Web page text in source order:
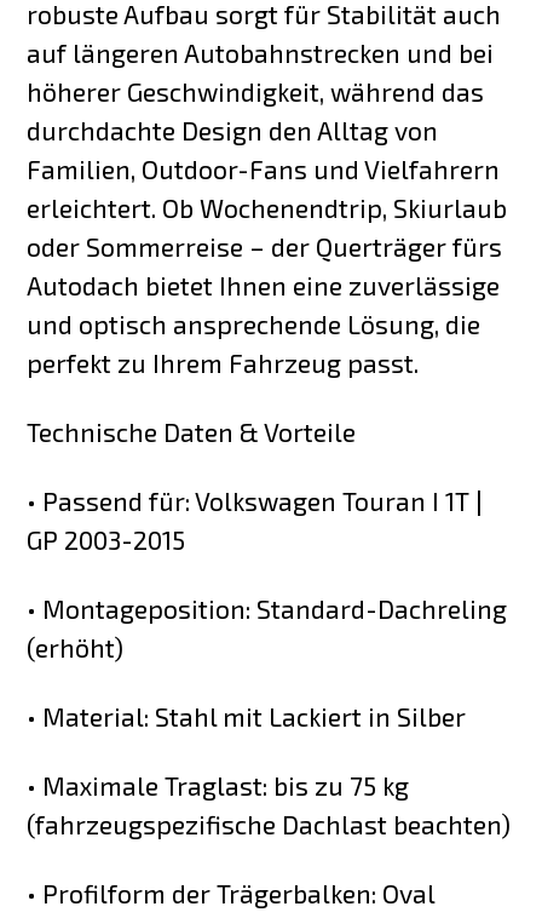
robuste Aufbau sorgt für Stabilität auch
auf längeren Autobahnstrecken und bei
höherer Geschwindigkeit, während das
durchdachte Design den Alltag von
Familien, Outdoor-Fans und Vielfahrern
erleichtert. Ob Wochenendtrip, Skiurlaub
oder Sommerreise – der Querträger fürs
Autodach bietet Ihnen eine zuverlässige
und optisch ansprechende Lösung, die
perfekt zu Ihrem Fahrzeug passt.
Technische Daten & Vorteile
• Passend für: Volkswagen Touran I 1T |
GP 2003-2015
• Montageposition: Standard-Dachreling
(erhöht)
• Material: Stahl mit Lackiert in Silber
• Maximale Traglast: bis zu 75 kg
(fahrzeugspezifische Dachlast beachten)
• Profilform der Trägerbalken: Oval